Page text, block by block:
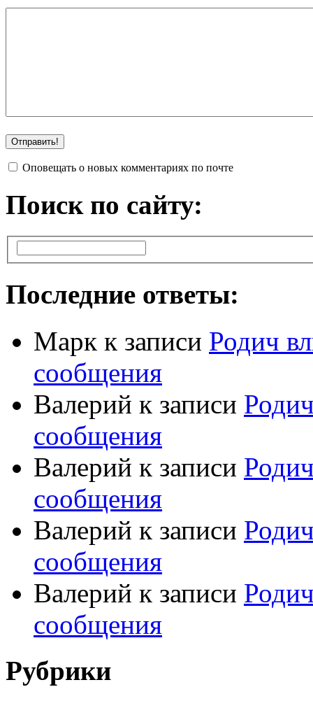
Оповещать о новых комментариях по почте
Поиск по сайту:
Последние ответы:
Марк к записи Родич
сообщения
Валерий к записи
сообщения
Валерий к записи
сообщения
Валерий к записи
сообщения
Валерий к записи
сообщения
Рубрики